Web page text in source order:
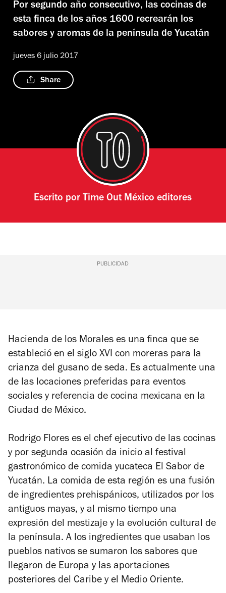
Por segundo año consecutivo, las cocinas de
esta finca de los años 1600 recrearán los
sabores y aromas de la península de Yucatán
jueves 6 julio 2017
Share
Escrito por Time Out México editores
PUBLICIDAD
Hacienda de los Morales es una finca que se
estableció en el siglo XVI con moreras para la
crianza del gusano de seda. Es actualmente una
de las locaciones preferidas para eventos
sociales y referencia de cocina mexicana en la
Ciudad de México.
Rodrigo Flores es el chef ejecutivo de las cocinas
y por segunda ocasión da inicio al festival
gastronómico de comida yucateca El Sabor de
Yucatán. La comida de esta región es una fusión
de ingredientes prehispánicos, utilizados por los
antiguos mayas, y al mismo tiempo una
expresión del mestizaje y la evolución cultural de
la península. A los ingredientes que usaban los
pueblos nativos se sumaron los sabores que
llegaron de Europa y las aportaciones
posteriores del Caribe y el Medio Oriente.